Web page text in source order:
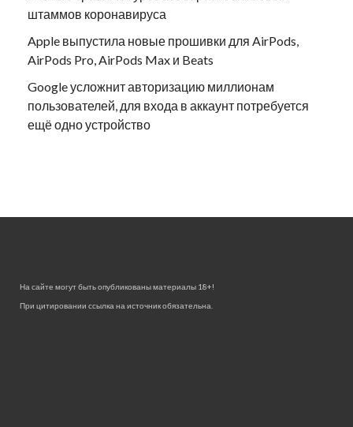
штаммов коронавируса
Apple выпустила новые прошивки для AirPods,
AirPods Pro, AirPods Max и Beats
Google усложнит авторизацию миллионам
пользователей, для входа в аккаунт потребуется
ещё одно устройство
На сайте могут быть опубликованы материалы 18+!
При цитировании ссылка на источник обязательна.